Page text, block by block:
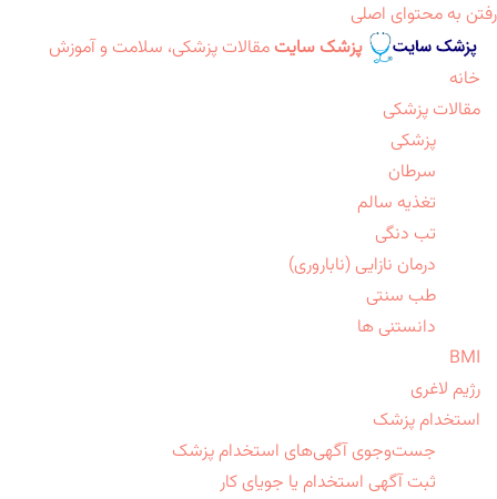
رفتن به محتوای اصلی
پزشک سایت مقالات پزشکی، سلامت و آموزش
خانه
مقالات پزشکی
پزشکی
سرطان
تغذیه سالم
تب دنگی
درمان نازایی (ناباروری)
طب سنتی
دانستنی ها
BMI
رژیم لاغری
استخدام پزشک
جست‌وجوی آگهی‌های استخدام پزشک
ثبت آگهی استخدام یا جویای کار